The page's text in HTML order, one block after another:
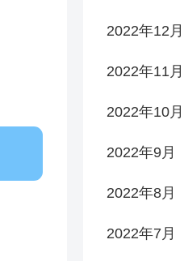
2022年12月
2022年11月
2022年10月
2022年9月
2022年8月
2022年7月